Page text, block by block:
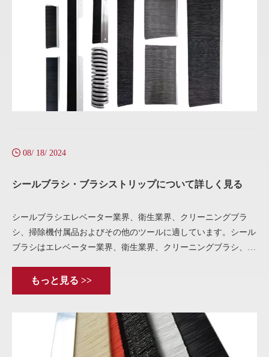
08/ 18/ 2024
シールブラシ・ブラシストリップについて詳しく見る
シールブラシエレベーター業界、衛生業界、クリーニングブラ
シ、掃除機付属品およびその他のツールに適しています。シール
ブラシはエレベーター業界、衛生業界、クリーニングブラシ、掃
ートなどです。
もっと見る >>